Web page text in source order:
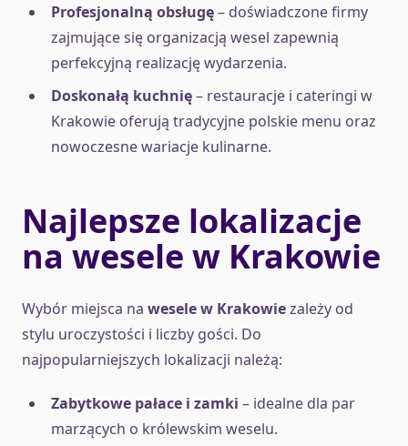
Profesjonalną obsługę– doświadczone firmy
zajmujące się organizacją wesel zapewnią
perfekcyjną realizację wydarzenia.
Doskonałą kuchnię– restauracje i cateringi w
Krakowie oferują tradycyjne polskie menu oraz
nowoczesne wariacje kulinarne.
Najlepsze lokalizacje
na wesele w Krakowie
Wybór miejsca na wesele w Krakowiezależy od
stylu uroczystości i liczby gości. Do
najpopularniejszych lokalizacji należą:
Zabytkowe pałace i zamki – idealne dla par
marzących o królewskim weselu.